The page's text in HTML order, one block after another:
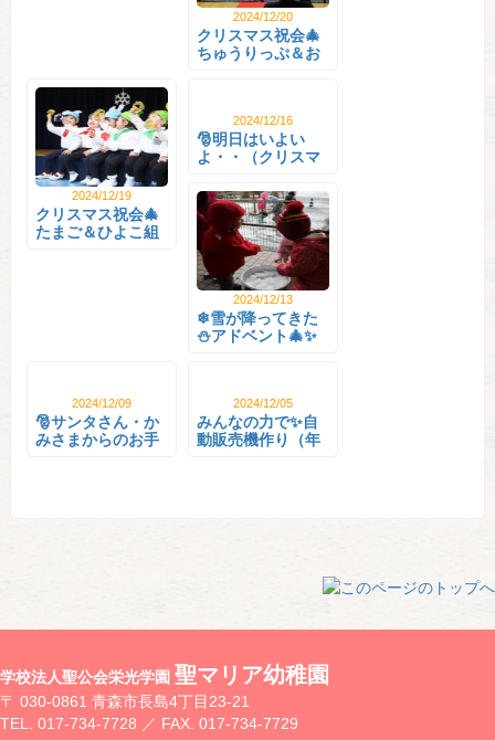
2024/12/20
クリスマス祝会🎄
ちゅうりっぷ＆お
2024/12/19
クリスマス祝会🎄
たまご＆ひよこ組
2024/12/16
🎅明日はいよい
よ・・（クリスマ
2024/12/13
❄雪が降ってきた
⛄アドベント🎄✨
2024/12/09
🎅サンタさん・か
みさまからのお手
2024/12/05
みんなの力で✨自
動販売機作り（年
学校法人聖公会栄光学園 聖マリア幼稚園
〒 030-0861 青森市長島4丁目23-21
TEL. 017-734-7728 ／ FAX. 017-734-7729